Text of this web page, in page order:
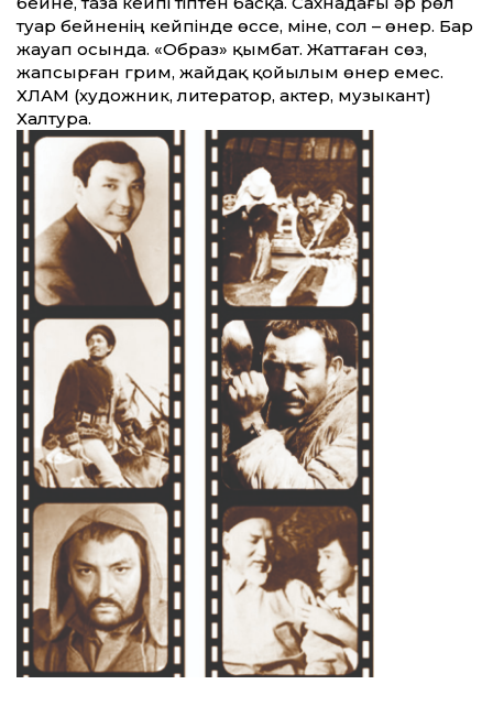
туар бейненің кейпінде өссе, міне, сол – өнер. Бар
жауап осында. «Образ» қымбат. Жат­таған сөз,
жапсырған грим, жайдақ қойылым өнер емес.
ХЛАМ (художник, литератор, актер, музыкант)
Халтура.